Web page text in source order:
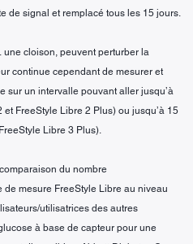
de signal et remplacé tous les 15 jours.
cloison, peuvent perturber la
continue cependant de mesurer et
sur un intervalle pouvant aller jusqu’à
FreeStyle Libre 2 Plus) ou jusqu’à 15
Libre 3 Plus).
du nombre
de mesure FreeStyle Libre au niveau
utilisatrices des autres
à base de capteur pour une